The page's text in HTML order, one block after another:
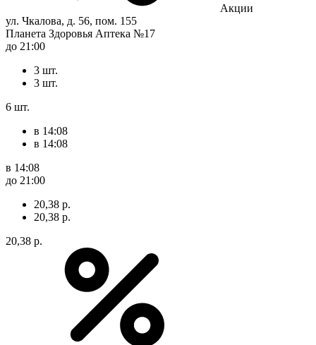
Акции
ул. Чкалова, д. 56, пом. 155
Планета Здоровья Аптека №17
до 21:00
3 шт.
3 шт.
6 шт.
в 14:08
в 14:08
в 14:08
до 21:00
20,38 р.
20,38 р.
20,38 р.